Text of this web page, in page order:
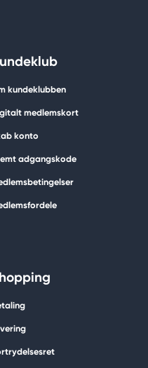
kundeklubben
medlemskort
konto
adgangskode